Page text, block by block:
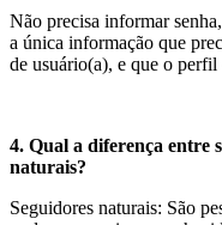
Não precisa informar
a única informação que
de usuário(a), e que o
4. Qual a diferença entre
naturais?
Seguidores naturais: São